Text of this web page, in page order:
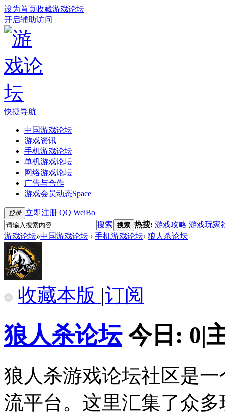
设为首页收藏游戏论坛
开启辅助访问
快捷导航
中国游戏论坛
游戏资讯
手机游戏论坛
单机游戏论坛
网络游戏论坛
广告与合作
游戏会员动态Space
登录 立即注册 QQ WeiBo
搜索 搜索 热搜: 游戏攻略 游戏玩家
游戏论坛»中国游戏论坛 › 手机游戏论坛› 狼人杀论坛
收藏本版 |订阅
狼人杀论坛 今日: 0|
狼人杀游戏论坛社区是
流平台。这里汇集了众